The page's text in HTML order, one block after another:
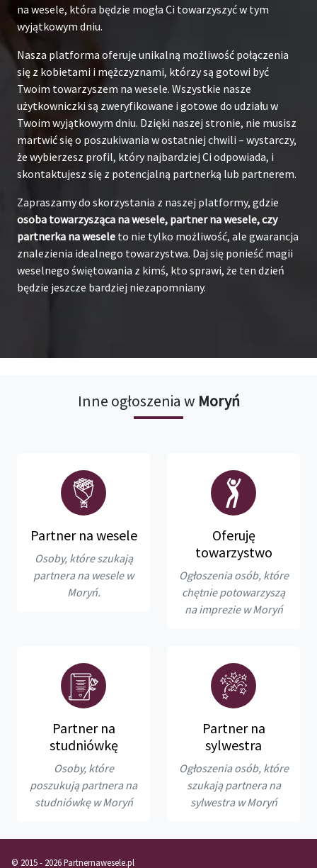
na wesele, która będzie mogła Ci towarzyszyć w tym
wyjątkowym dniu.
Nasza platforma oferuje unikalną możliwość połączenia
się z kobietami i mężczyznami, którzy są gotowi być
Twoim towarzyszem na wesele. Wszystkie nasze
użytkowniczki są zweryfikowane i gotowe do udziału w
Twoim wyjątkowym dniu. Dzięki naszej stronie, nie musisz
martwić się o poszukiwania w ostatniej chwili – wystarczy,
że wybierzesz profil, który najbardziej Ci odpowiada, i
skontaktujesz się z potencjalną partnerką lub partnerem.
Zapraszamy do skorzystania z naszej platformy, gdzie
osoba towarzysząca na wesele, partner na wesele, czy
partnerka na wesele to nie tylko możliwość, ale gwarancja
znalezienia idealnego towarzystwa. Daj się ponieść magii
weselnego świętowania z kimś, kto sprawi, że ten dzień
będzie jeszcze bardziej niezapomniany.
Inne ogłoszenia w Moryń
Partner na wesele
Osoby, które szukają
partnera na wesele w
Moryń.
Oferuję
towarzystwo
Ogłoszenia osób, które
chętnie potowarzyszą
na imprezie w Moryń
Partner na
studniówkę
Osoby, które
poszukują partnera na
studniówkę w Moryń
Partner na
sylwestra
Ogłoszenia osób, które
szukają partnera na
sylwestra w Moryń
© 2015 - 2026 Partnernawesele.pl